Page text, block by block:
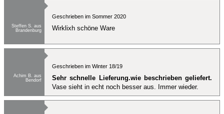
Steffen S. aus
Brandenburg
Geschrieben im Sommer 2020
Wirklixh schöne Ware
Achim B. aus
Bendorf
Geschrieben im Winter 18/19
Sehr schnelle Lieferung.wie beschrieben geliefert.
Vase sieht in echt noch besser aus. Immer wieder.